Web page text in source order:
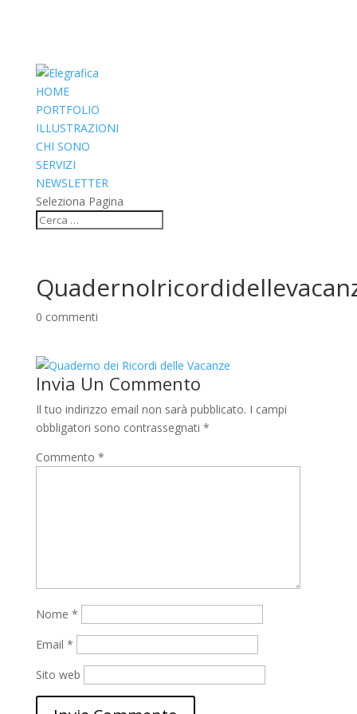
HOME
PORTFOLIO
ILLUSTRAZIONI
CHI SONO
SERVIZI
NEWSLETTER
Seleziona Pagina
0 commenti
Invia Un Commento
Il tuo indirizzo email non sarà pubblicato. I campi
obbligatori sono contrassegnati *
Commento *
Nome *
Email *
Sito web